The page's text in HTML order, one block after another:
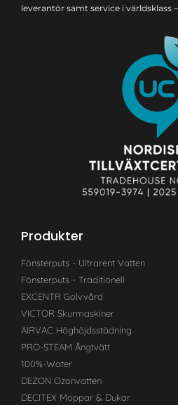
leverantör samt service i världsklass
Produkter
Fönsterputs - Ultrarent Vatten
Fönsterputs - Traditionell
EXCENTR Golvvård
VICTOR Skurmaskiner
AIRVAC Höghöjdsstädning
PRO-STEAM Ångtvätt
100%-Water
DEZON Ozonvatten
DECITEX Moppar & Dukar